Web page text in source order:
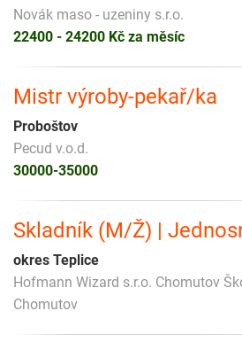
Novák maso - uzeniny s.r.o.
22400 - 24200 Kč za měsíc
Mistr výroby-pekař/ka
Proboštov
Pecud v.o.d.
30000-35000
Skladník (M/Ž) |
okres Teplice
Hofmann Wizard s.r.o. Chomutov
Chomutov